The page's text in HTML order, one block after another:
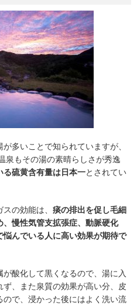
多いことで知られていますが、
泉もその湯の素晴らしさが秀逸
る硫黄含有量は日本一とされてい
の効能は、 痰の排出を促し毛細
慢性気管支拡張症、動脈硬化
んでいる人に高い効果が期待で
酸化して黒くなるので、湯に入
、また泉質の効果が高い分、皮
で、浸かった後にはよく洗い流